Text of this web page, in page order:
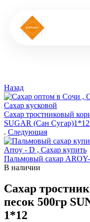
Назад
Сахар тростниковый
SUGAR (Сан Сугар)1*12
. Следующая
Пальмовый сахар
В наличии
Сахар
песок 500гр
1*12